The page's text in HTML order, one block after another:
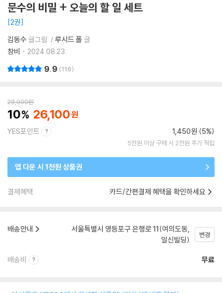
문수의 비밀 + 오늘의 할 일 세트
2권
김동수 글그림 루시드 폴 글
창비
2024.08.23.
9.9 116
29,000원
10 26,100
YES포인트 1,450원 (5%)
5만원 이상 구매 시 2천원 추가 적립
앱 다운 시 1천원 상품권
결제혜택 카드/간편결제 혜택을 확인하세요
배송안내
서울특별시 영등포구 은행로 11(여의도동,
일신빌딩)
변경
배송비 무료